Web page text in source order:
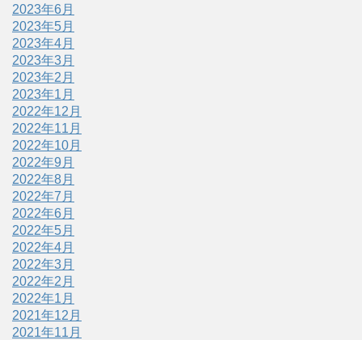
2023年6月
2023年5月
2023年4月
2023年3月
2023年2月
2023年1月
2022年12月
2022年11月
2022年10月
2022年9月
2022年8月
2022年7月
2022年6月
2022年5月
2022年4月
2022年3月
2022年2月
2022年1月
2021年12月
2021年11月